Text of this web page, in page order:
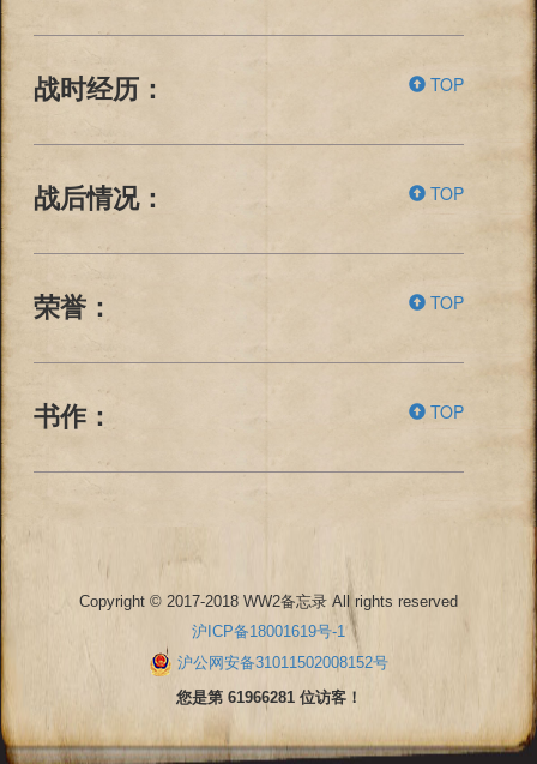
战时经历： TOP
战后情况： TOP
荣誉： TOP
书作： TOP
Copyright © 2017-2018 WW2备忘录 All rights reserved
沪ICP备18001619号-1
沪公网安备31011502008152号
您是第 61966281 位访客！